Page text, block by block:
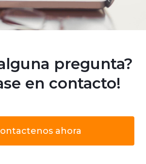
pregunta?
en contacto!
ahora